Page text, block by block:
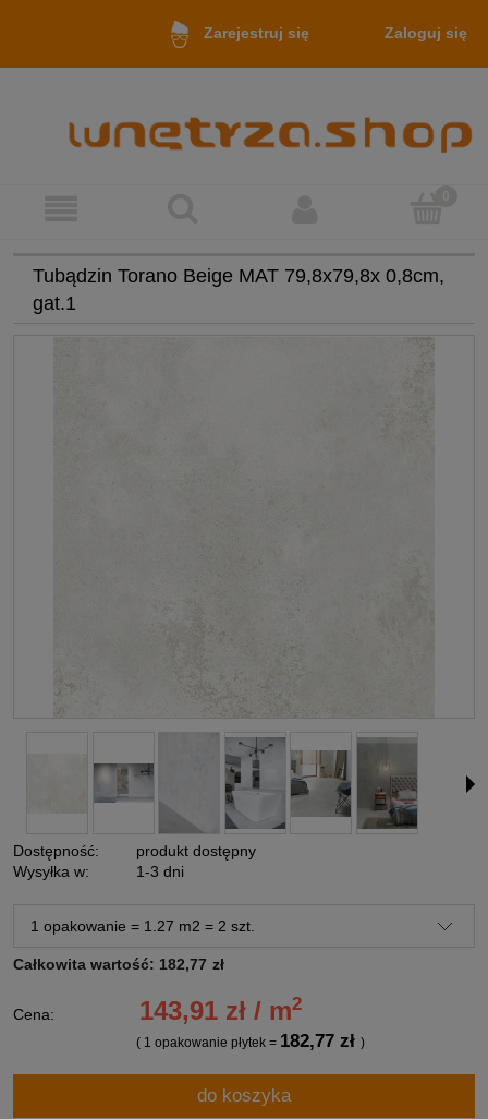
Zarejestruj się Zaloguj się
Tubądzin Torano Beige MAT 79,8x79,8x 0,8cm,
gat.1
Dostępność:
produkt dostępny
Wysyłka w:
1-3 dni
Całkowita wartość: 182,77 zł
Cena: 143,91 zł / m2
( 1opakowanie płytek = 182,77 zł)
do koszyka